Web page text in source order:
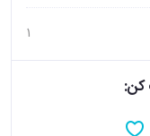
1
کن: